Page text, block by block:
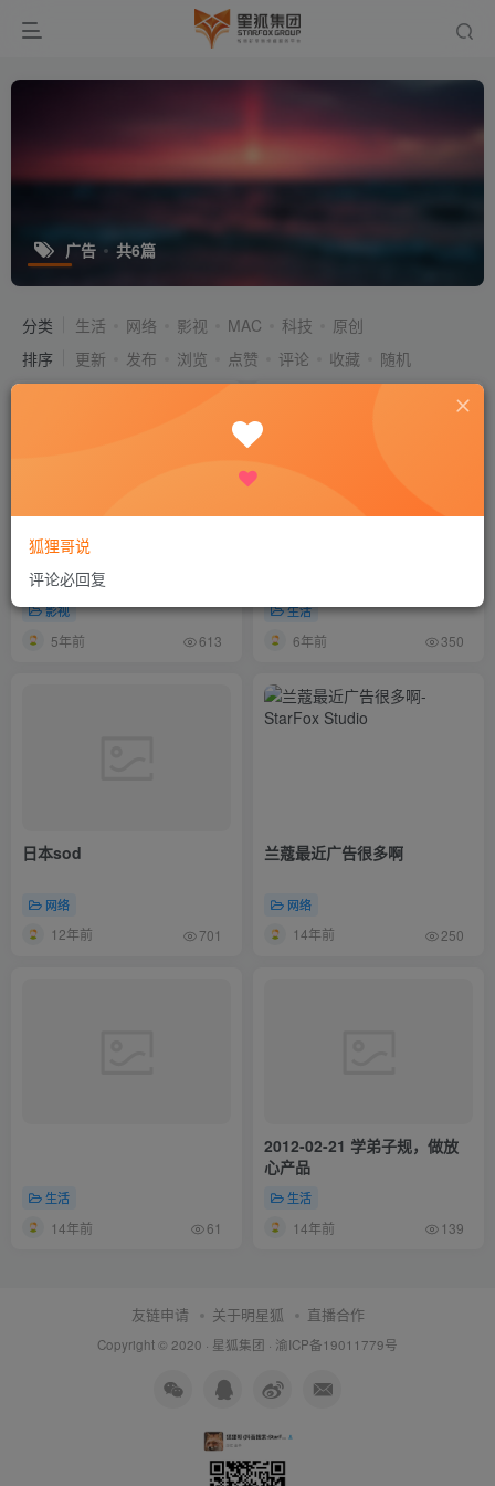
广告 共6篇
分类 生活 网络 影视 MAC 科技
原创
排序
更新 发布 浏览 点赞 评论 收藏 随机
这种四大名捕2不要也罢！陈
嘉上你还是拍你的广告去吧！
影视
5年前 613
对比生活
6年前 350
日本sod
网络
12年前 701
兰蔻最近广告很多啊
网络
14年前 250
生活
14年前 61
2012-02-21 学弟子规，做放
心产品
生活
14年前 139
友链申请 关于明星狐 直播合作
Copyright © 2020 · 星狐集团 · 渝ICP备19011779号
狐狸哥说
评论必回复